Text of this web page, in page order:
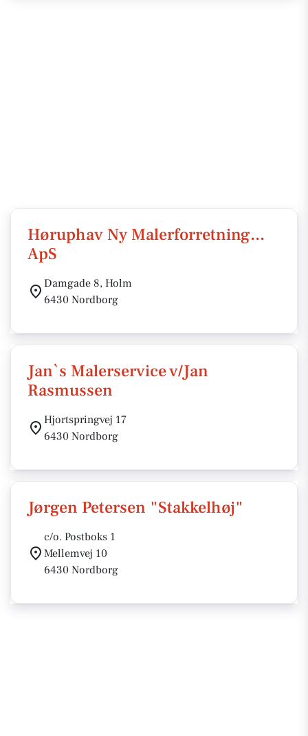
Høruphav Ny Malerforretning...
ApS
Damgade 8, Holm
6430 Nordborg
Jan`s Malerservice v/Jan
Rasmussen
Hjortspringvej 17
6430 Nordborg
Jørgen Petersen "Stakkelhøj"
c/o. Postboks 1
Mellemvej 10
6430 Nordborg